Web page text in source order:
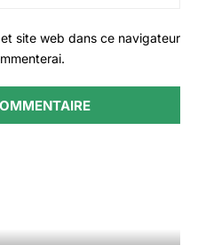
site web dans ce navigateur